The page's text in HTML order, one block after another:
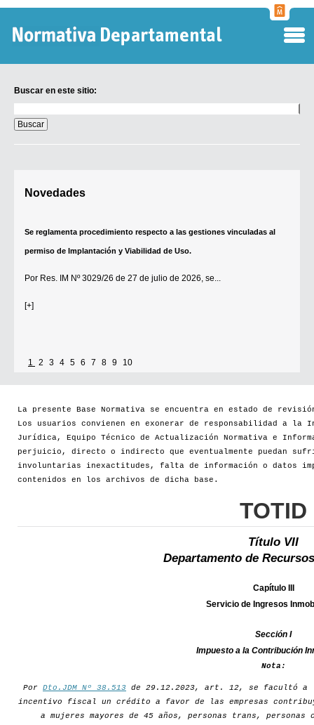
Buscar en este sitio:
en
este
sitio:
Novedades
Se reglamenta procedimiento respecto a las gestiones vinculadas al
permiso de Implantación y Viabilidad de Uso.
Por Res. IM Nº 3029/26 de 27 de julio de 2026, se...
[+]
1 2 3 4 5 6 7 8 9 10
La presente Base Normativa se encuentra en estado de
Los usuarios convienen en exonerar de responsabilidad a la
Jurídica, Equipo Técnico de Actualización Normativa e
perjuicio, directo o indirecto que eventualmente puedan
involuntarias inexactitudes, falta de información o datos
contenidos en los archivos de dicha base.
TOTID
Título VII
Departamento de
Capítulo III
Servicio de Ingresos
Sección I
Impuesto a la Contribución
Nota:
Por Dto.JDM Nº 38.513 de 29.12.2023, art. 12, se facultó a
incentivo fiscal un crédito a favor de las empresas
a mujeres mayores de 45 años, personas trans,